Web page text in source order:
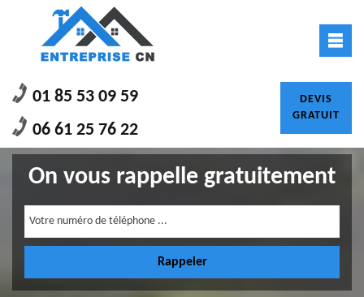
01 85 53 09 59
06 61 25 76 22
DEVIS
GRATUIT
On vous rappelle gratuitement